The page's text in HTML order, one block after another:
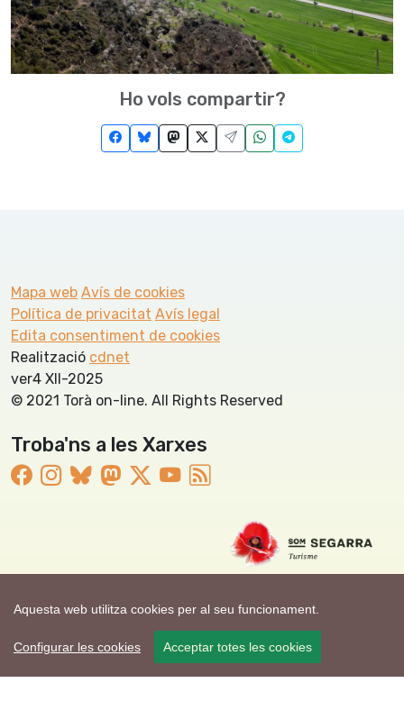
Aquesta web utilitza cookies per al seu funcionament.
Configurar les cookies Acceptar totes les cookies
Ho vols compartir?
Mapa web Avís de cookies
Política de privacitat Avís legal
Edita consentiment de cookies
Realització cdnet
ver4 XII-2025
© 2021 Torà on-line. All Rights Reserved
Troba'ns a les Xarxes